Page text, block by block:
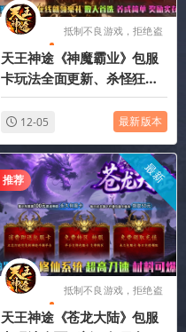
抵制不良游戏，拒绝盗
版游戏
天王神途《神魔霸业》包服
卡玩法全面更新、杀怪狂送
福利、在线就领豪礼、散人
首选、上线送超值礼包（天
赋升级特色玩法邀你来战）
12-05 最新版本
推荐 最新
抵制不良游戏，拒绝盗
版游戏
天王神途《苍龙大陆》包服